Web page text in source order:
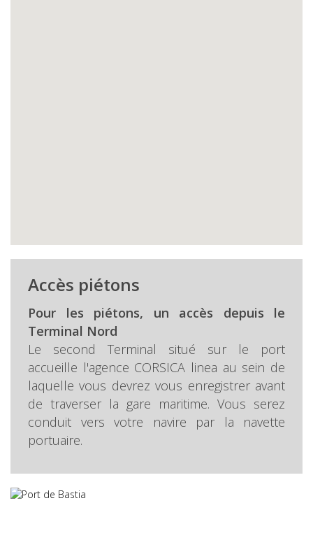
Accès piétons
Pour les piétons, un accès depuis le
Terminal Nord
Le second Terminal situé sur le port
accueille l'agence CORSICA linea au sein de
laquelle vous devrez vous enregistrer avant
de traverser la gare maritime. Vous serez
conduit vers votre navire par la navette
portuaire.